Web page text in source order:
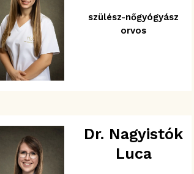
szülész-nőgyógyász
orvos
Dr. Nagyistók
Luca